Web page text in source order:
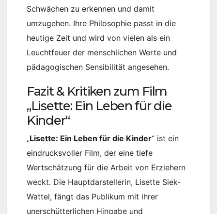
Schwächen zu erkennen und damit
umzugehen. Ihre Philosophie passt in die
heutige Zeit und wird von vielen als ein
Leuchtfeuer der menschlichen Werte und
pädagogischen Sensibilität angesehen.
Fazit & Kritiken zum Film
„Lisette: Ein Leben für die
Kinder“
„Lisette: Ein Leben für die Kinder“ ist ein
eindrucksvoller Film, der eine tiefe
Wertschätzung für die Arbeit von Erziehern
weckt. Die Hauptdarstellerin, Lisette Siek-
Wattel, fängt das Publikum mit ihrer
unerschütterlichen Hingabe und